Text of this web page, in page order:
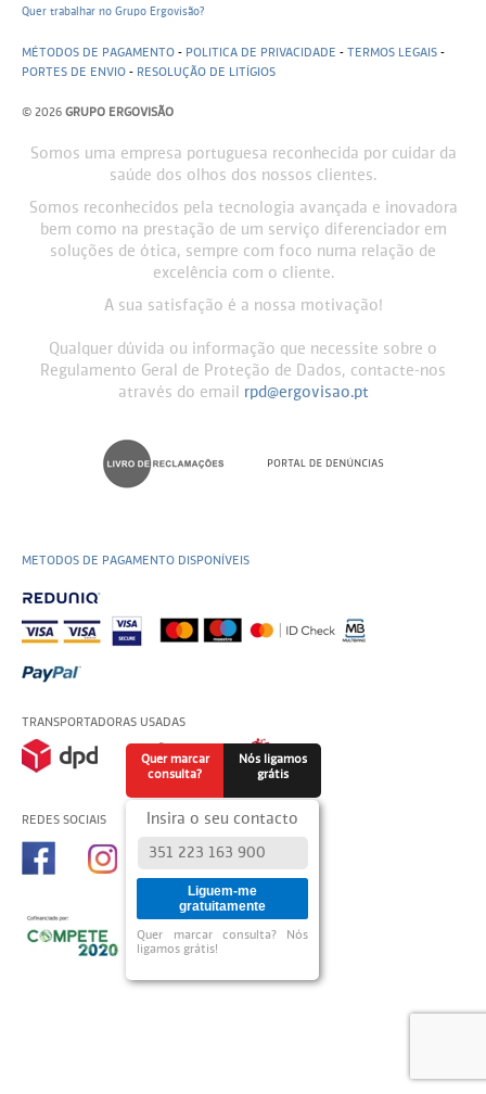
Quer trabalhar no Grupo Ergovisão?
MÉTODOS DE PAGAMENTO - POLITICA DE PRIVACIDADE - TERMOS LEGAIS -
PORTES DE ENVIO - RESOLUÇÃO DE LITÍGIOS
© 2026 GRUPO ERGOVISÃO
Somos uma empresa portuguesa reconhecida por cuidar da
saúde dos olhos dos nossos clientes.
Somos reconhecidos pela tecnologia avançada e inovadora
bem como na prestação de um serviço diferenciador em
soluções de ótica, sempre com foco numa relação de
excelência com o cliente.
A sua satisfação é a nossa motivação!
Qualquer dúvida ou informação que necessite sobre o
Regulamento Geral de Proteção de Dados, contacte-nos
através do email
rpd@ergovisao.pt
METODOS DE PAGAMENTO DISPONÍVEIS
TRANSPORTADORAS USADAS
REDES SOCIAIS
Quer marcar
consulta?
Nós ligamos
grátis
Insira o seu contacto
Liguem-me
gratuitamente
Quer marcar consulta? Nós
ligamos grátis!